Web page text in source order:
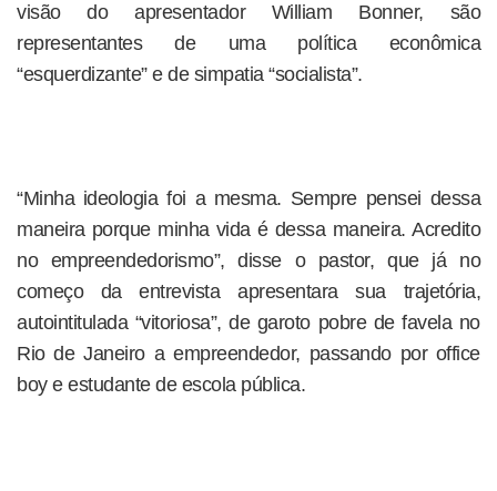
visão do apresentador William Bonner, são
representantes de uma política econômica
“esquerdizante” e de simpatia “socialista”.
“Minha ideologia foi a mesma. Sempre pensei dessa
maneira porque minha vida é dessa maneira. Acredito
no empreendedorismo”, disse o pastor, que já no
começo da entrevista apresentara sua trajetória,
autointitulada “vitoriosa”, de garoto pobre de favela no
Rio de Janeiro a empreendedor, passando por office
boy e estudante de escola pública.